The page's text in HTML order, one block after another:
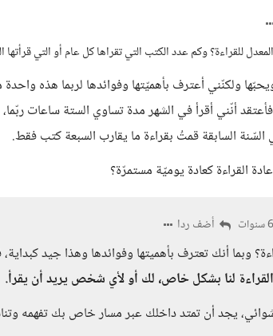
للقراءة؟ وكم عدد الكتب التي تقراها كل عام أو التي قرأتها
ولكنّني أعترف بأهميّتها وفوائدها لربما هذه واحدة
أنّني أقرأ في الشهر مدة تساوي الستة ساعات
السّنة السابقة قمتُ بقراءة ما يقارب السبعة كتب فقط.
القراءة كعادة يوميّة مستمرّة؟
أضف ردا
وبما أنك تعترف بأهميتها وفوائدها وهذا جيد
لنا بشكل خاص، لك أو لأي شخص يريد أن يقرأ.
يجد أن تمتد داخلك عبر مسار خاص بك تفهمه